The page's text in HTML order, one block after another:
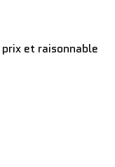
et raisonnable